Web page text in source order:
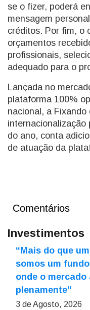
se o fizer, poderá
mensagem
créditos. Por fim, o
orçamentos
profissionais,
adequado para o
Lançada no
plataforma 100%
nacional, a
internacionalização
do ano, conta
de atuação da
Comentários
Investimentos
“Mais do que
somos um
onde o mercado
plenamente”
3 de Agosto, 2026